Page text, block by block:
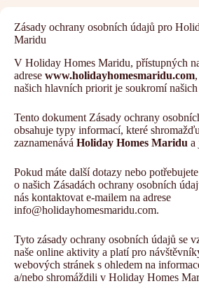
Zásady ochrany osobních údajů pro
Maridu
V Holiday Homes Maridu, přístupných
adrese www.holidayhomesmaridu.com
našich hlavních priorit je soukromí
Tento dokument Zásady ochrany
obsahuje typy informací, které
zaznamenává Holiday Homes Maridu a
Pokud máte další dotazy nebo
o našich Zásadách ochrany osobních
nás kontaktovat e-mailem na adrese
info@holidayhomesmaridu.com.
Tyto zásady ochrany osobních údajů se
naše online aktivity a platí pro
webových stránek s ohledem na
a/nebo shromáždili v Holiday Homes